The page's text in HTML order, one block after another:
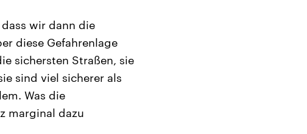
wir dann die
diese Gefahrenlage
sichersten Straßen, sie
sind viel sicherer als
Was die
marginal dazu